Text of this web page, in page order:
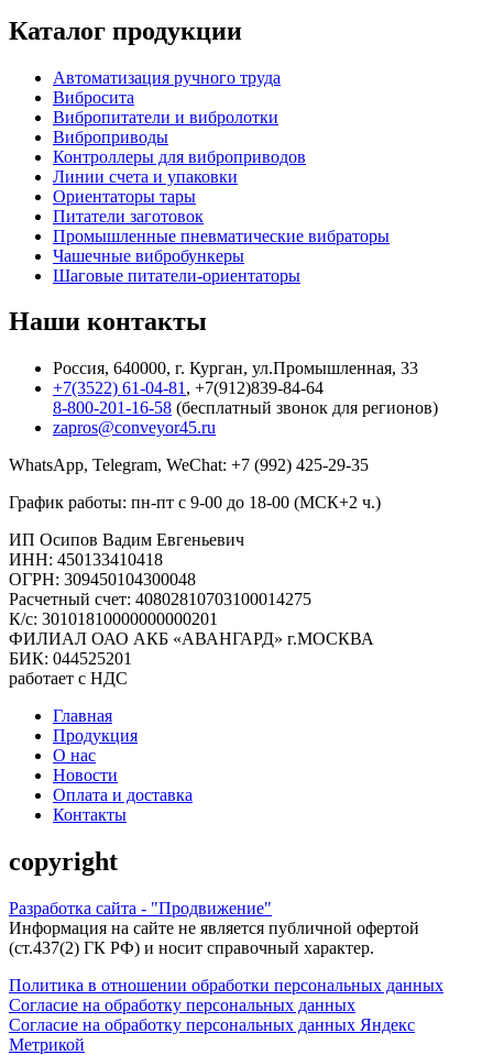
Каталог продукции
Автоматизация ручного труда
Вибросита
Вибропитатели и вибролотки
Виброприводы
Контроллеры для виброприводов
Линии счета и упаковки
Ориентаторы тары
Питатели заготовок
Промышленные пневматические вибраторы
Чашечные вибробункеры
Шаговые питатели-ориентаторы
Наши контакты
Россия, 640000, г. Курган, ул.Промышленная, 33
+7(3522) 61-04-81 , +7(912)839-84-64
8-800-201-16-58 (бесплатный звонок для регионов)
zapros@conveyor45.ru
WhatsApp, Telegram, WeChat: +7 (992) 425-29-35
График работы: пн-пт с 9-00 до 18-00 (МСК+2 ч.)
ИП Осипов Вадим Евгеньевич
ИНН: 450133410418
ОГРН: 309450104300048
Расчетный счет: 40802810703100014275
К/с: 30101810000000000201
ФИЛИАЛ ОАО АКБ «АВАНГАРД» г.МОСКВА
БИК: 044525201
работает с НДС
Главная
Продукция
О нас
Новости
Оплата и доставка
Контакты
copyright
Разработка сайта - "Продвижение"
Информация на сайте не является публичной офертой
(ст.437(2) ГК РФ) и носит справочный характер.
Политика в отношении обработки персональных данных
Согласие на обработку персональных данных
Согласие на обработку персональных данных Яндекс
Метрикой